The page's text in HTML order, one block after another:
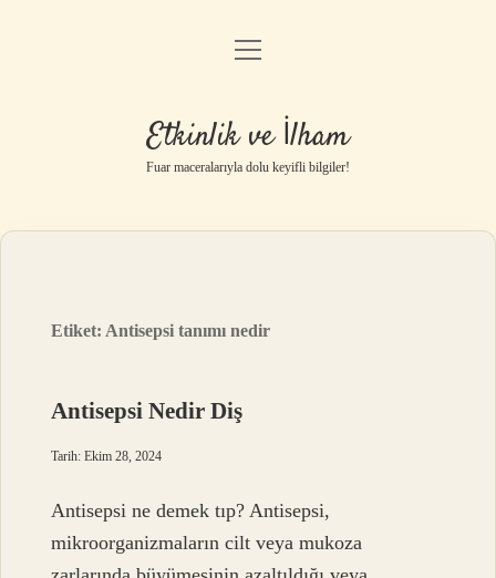
Anasayfa
Gizlilik Politikası
Yasal Uyarı
menüyü
Etkinlik ve İlham
Fuar maceralarıyla dolu keyifli bilgiler!
Etiket: Antisepsi tanımı nedir
Antisepsi Nedir Diş
Tarih: Ekim 28, 2024
Antisepsi ne demek tıp? Antisepsi,
mikroorganizmaların cilt veya mukoza